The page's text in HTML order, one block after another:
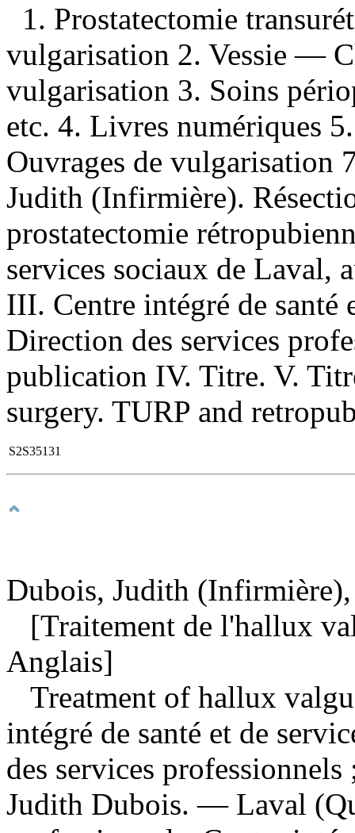
1. Prostatectomie
vulgarisation 2. Vessie —
vulgarisation 3. Soins
etc. 4. Livres numériques
Ouvrages de vulgarisation
Judith (Infirmière).
prostatectomie
services sociaux de Laval,
III. Centre intégré de santé
Direction des services
publication IV. Titre. V.
surgery. TURP and
S2S35131
Dubois, Judith (Infirmière),
[Traitement de l'hallux
Anglais]
Treatment of hallux
intégré de santé et de
des services
Judith Dubois. — Laval